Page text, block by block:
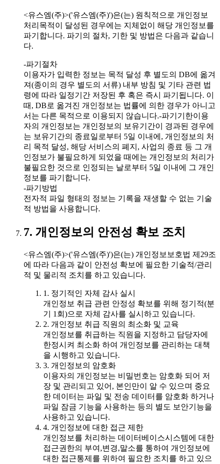
<유스엠(주)>('유스엠(주)')은(는) 원칙적으로 개인정보
처리목적이 달성된 경우에는 지체없이 해당 개인정보를
파기합니다. 파기의 절차, 기한 및 방법은 다음과 같습니
다.
-파기절차
이용자가 입력한 정보는 목적 달성 후 별도의 DB에 옮겨
져(종이의 경우 별도의 서류) 내부 방침 및 기타 관련 법
령에 따라 일정기간 저장된 후 혹은 즉시 파기됩니다. 이
때, DB로 옮겨진 개인정보는 법률에 의한 경우가 아니고
서는 다른 목적으로 이용되지 않습니다.-파기기한이용
자의 개인정보는 개인정보의 보유기간이 경과된 경우에
는 보유기간의 종료일로부터 5일 이내에, 개인정보의 처
리 목적 달성, 해당 서비스의 폐지, 사업의 종료 등 그 개
인정보가 불필요하게 되었을 때에는 개인정보의 처리가
불필요한 것으로 인정되는 날로부터 5일 이내에 그 개인
정보를 파기합니다.
-파기방법
전자적 파일 형태의 정보는 기록을 재생할 수 없는 기술
적 방법을 사용합니다.
7. 개인정보의 안전성 확보 조치
<유스엠(주)>('유스엠(주)')은(는) 개인정보보호법 제29조
에 따라 다음과 같이 안전성 확보에 필요한 기술적/관리
적 및 물리적 조치를 하고 있습니다.
1. 정기적인 자체 감사 실시
개인정보 취급 관련 안정성 확보를 위해 정기적(분
기 1회)으로 자체 감사를 실시하고 있습니다.
2. 개인정보 취급 직원의 최소화 및 교육
개인정보를 취급하는 직원을 지정하고 담당자에
한정시켜 최소화 하여 개인정보를 관리하는 대책
을 시행하고 있습니다.
3. 개인정보의 암호화
이용자의 개인정보는 비밀번호는 암호화 되어 저
장 및 관리되고 있어, 본인만이 알 수 있으며 중요
한 데이터는 파일 및 전송 데이터를 암호화 하거나
파일 잠금 기능을 사용하는 등의 별도 보안기능을
사용하고 있습니다.
4. 개인정보에 대한 접근 제한
개인정보를 처리하는 데이터베이스시스템에 대한
접근권한의 부여,변경,말소를 통하여 개인정보에
대한 접근통제를 위하여 필요한 조치를 하고 있으